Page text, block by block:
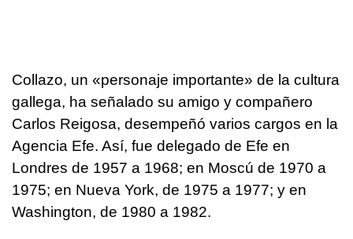
Collazo, un «personaje importante» de la cultura
gallega, ha señalado su amigo y compañero
Carlos Reigosa, desempeñó varios cargos en la
Agencia Efe. Así, fue delegado de Efe en
Londres de 1957 a 1968; en Moscú de 1970 a
1975; en Nueva York, de 1975 a 1977; y en
Washington, de 1980 a 1982.